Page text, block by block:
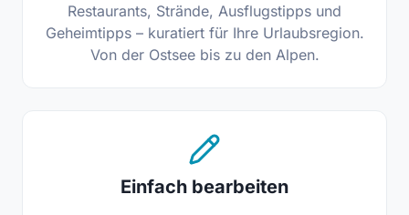
Restaurants, Strände, Ausflugstipps und
Geheimtipps – kuratiert für Ihre Urlaubsregion.
Von der Ostsee bis zu den Alpen.
Einfach bearbeiten